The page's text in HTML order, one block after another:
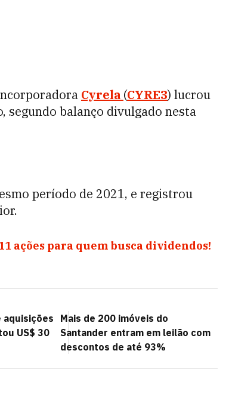
Cyrela (CYRE3) lucrou
segundo balanço divulgado nesta
período de 2021, e registrou
ações para quem busca dividendos!
aquisições
US$ 30
Mais de 200 imóveis do
Santander entram em leilão com
descontos de até 93%